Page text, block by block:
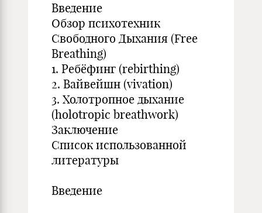
Введение
Обзор психотехник
Свободного Дыхания (Free
Breathing)
1. Ребёфинг (rebirthing)
2. Вайвейшн (vivation)
3. Холотропное дыхание
(holotropic breathwork)
Заключение
Список использованной
литературы
Введение